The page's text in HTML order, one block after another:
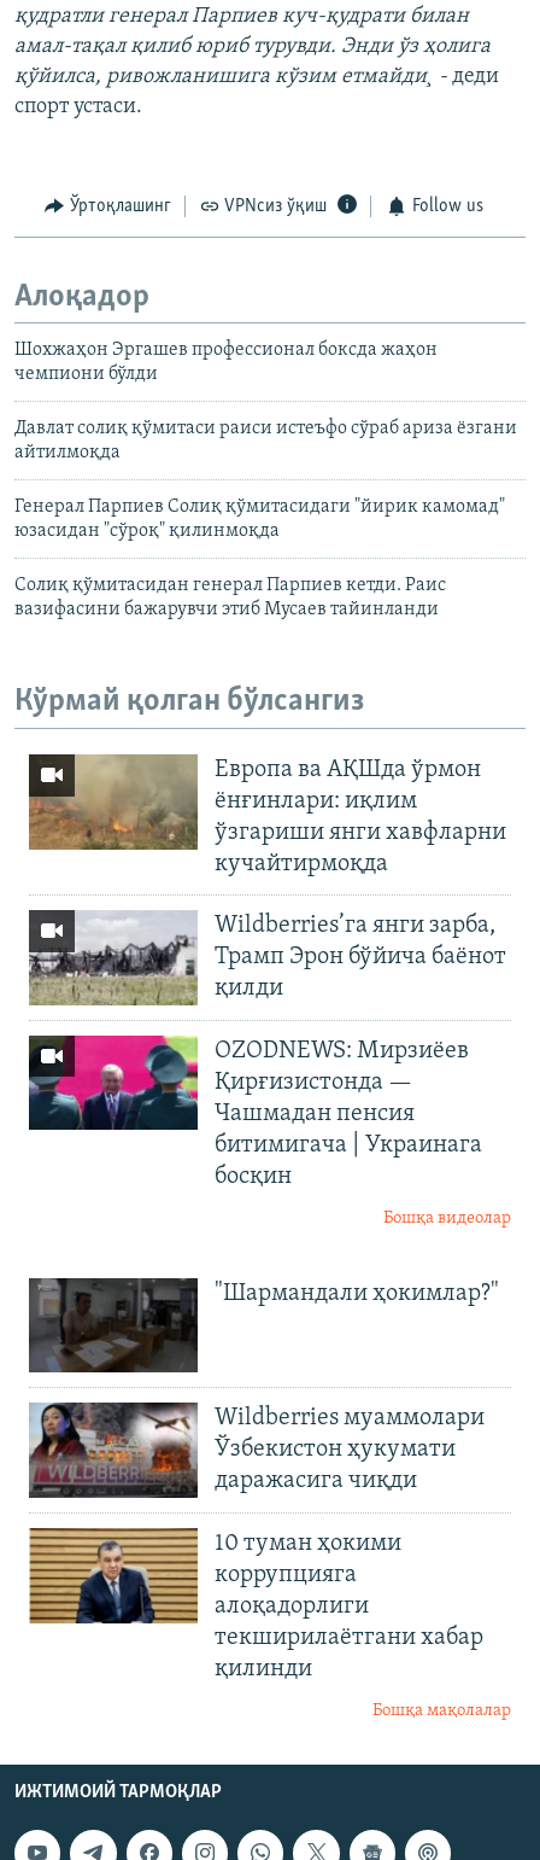
қудратли генерал Парпиев куч-қудрати билан
амал-тақал қилиб юриб турувди. Энди ўз ҳолига
қўйилса, ривожланишига кўзим етмайди¸ - деди
спорт устаси.
Ўртоқлашинг VPNсиз ўқиш Follow us
Алоқадор
Шохжаҳон Эргашев профессионал боксда жаҳон
чемпиони бўлди
Давлат солиқ қўмитаси раиси истеъфо сўраб ариза ёзгани
айтилмоқда
Генерал Парпиев Солиқ қўмитасидаги "йирик камомад"
юзасидан "сўроқ" қилинмоқда
Солиқ қўмитасидан генерал Парпиев кетди. Раис
вазифасини бажарувчи этиб Мусаев тайинланди
Кўрмай қолган бўлсангиз
Европа ва АҚШда ўрмон
ёнғинлари: иқлим
ўзгариши янги хавфларни
кучайтирмоқда
Wildberries’га янги зарба,
Трамп Эрон бўйича баёнот
қилди
OZODNEWS: Мирзиёев
Қирғизистонда —
Чашмадан пенсия
битимигача | Украинага
босқин
Бошқа видеолар
"Шармандали ҳокимлар?"
Wildberries муаммолари
Ўзбекистон ҳукумати
даражасига чиқди
10 туман ҳокими
коррупцияга
алоқадорлиги
текширилаётгани хабар
қилинди
Бошқа мақолалар
ИЖТИМОИЙ ТАРМОҚЛАР